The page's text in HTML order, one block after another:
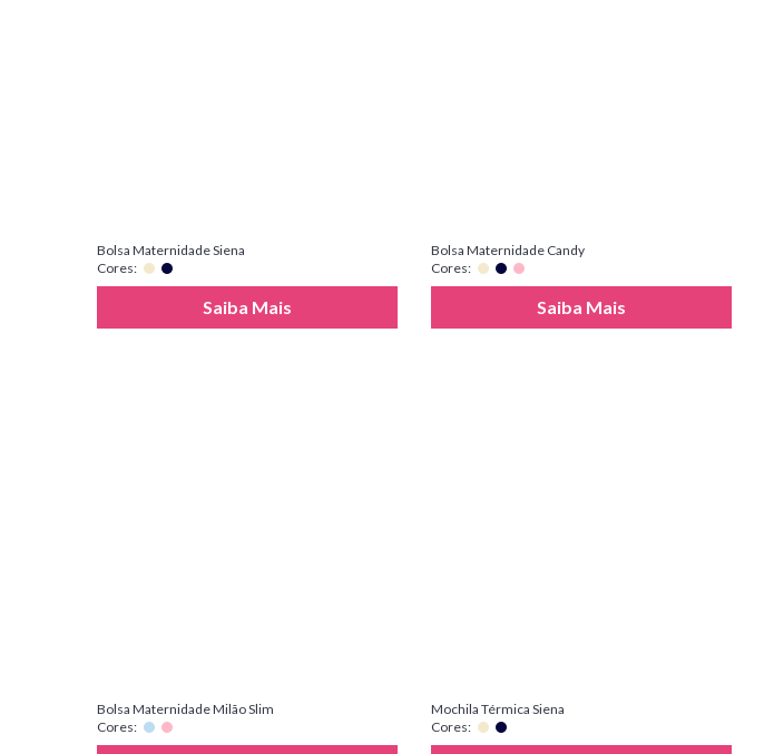
Bolsa Maternidade Siena
Cores:
Saiba Mais
Bolsa Maternidade Candy
Cores:
Saiba Mais
Bolsa Maternidade Milão Slim
Cores:
Mochila Térmica Siena
Cores: